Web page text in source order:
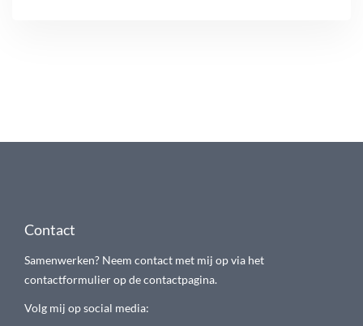
Contact
Samenwerken? Neem contact met mij op via het
contactformulier op de contactpagina.
Volg mij op social media: